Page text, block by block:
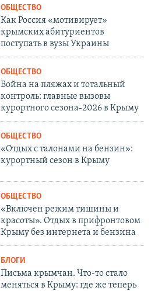
ОБЩЕСТВО
Как Россия «мотивирует»
крымских абитуриентов
поступать в вузы Украины
ОБЩЕСТВО
Война на пляжах и тотальный
контроль: главные вызовы
курортного сезона-2026 в Крыму
ОБЩЕСТВО
«Отдых с талонами на бензин»:
курортный сезон в Крыму
ОБЩЕСТВО
«Включен режим тишины и
красоты». Отдых в прифронтовом
Крыму без интернета и бензина
БЛОГИ
Письма крымчан. Что-то стало
меняться в Крыму: где же теперь